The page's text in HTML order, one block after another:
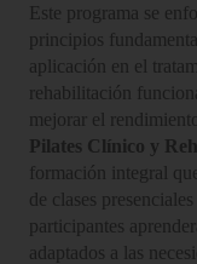
Este programa se
principios
aplicación en el
rehabilitación
mejorar el
Pilates Clínico y
formación integral
de clases
participantes
adaptados a las